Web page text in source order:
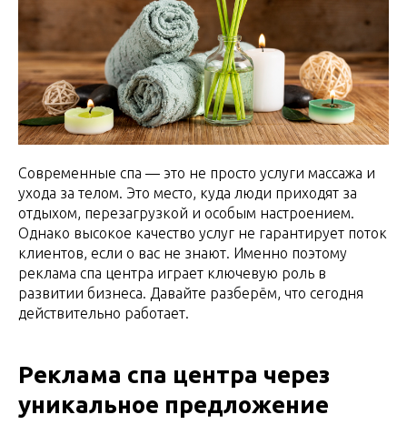
Современные спа — это не просто услуги массажа и
ухода за телом. Это место, куда люди приходят за
отдыхом, перезагрузкой и особым настроением.
Однако высокое качество услуг не гарантирует поток
клиентов, если о вас не знают. Именно поэтому
реклама спа центра играет ключевую роль в
развитии бизнеса. Давайте разберём, что сегодня
действительно работает.
Реклама спа центра через
уникальное предложение